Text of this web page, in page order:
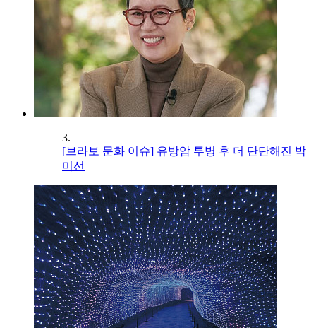
3.
[브라보 문화 이슈] 유방암 투병 후 더 단단해진 박
미선